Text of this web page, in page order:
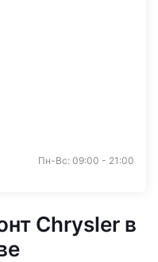
Пн-Вс: 09:00 - 21:00
Chrysler в